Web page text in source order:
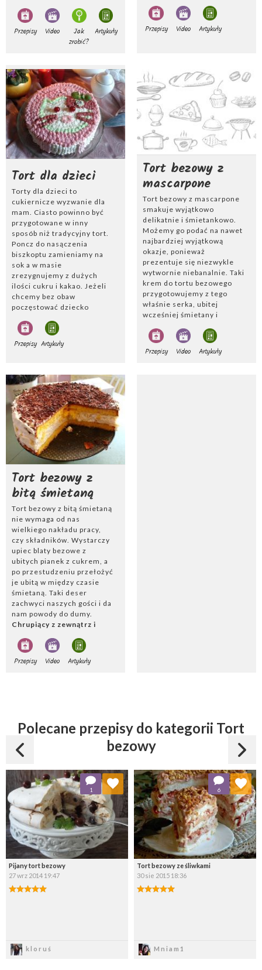
żurawiną, jagodami, czy
wiśniami. Oczywiście każde
inne owoce również
Przepisy Video
Jak
zrobić?
Artykuły
Tort pavlova możemy
przygotować z mascarpone
oraz truskawkami lub
Przepisy Video Artykuły
Tort dla dzieci
Torty dla dzieci to
cukiernicze wyzwanie dla
mam. Ciasto powinno być
przygotowane w inny
sposób niż tradycyjny tort.
Poncz do nasączenia
biszkoptu zamieniamy na
sok a w masie
zrezygnujemy z dużych
ilości cukru i kakao. Jeżeli
chcemy bez obaw
poczęstować dziecko
pierwszych urodzin lub
komunii, zdecydujmy się na
naturalne receptury, np.
Cukierniczym trendem
stały się torty inspirowane
postaciami z bajek.
Cukrowe figurki mogą być
ustawione na torcie lub
namalowane na jego
powierzchni. Torty mogą
też mieć ciekawe kształty,
np. samochodu lub lalki.
Przepisy Artykuły
Tort bezowy z
mascarpone
Tort bezowy z mascarpone
smakuje wyjątkowo
delikatnie i śmietankowo.
Możemy go podać na nawet
najbardziej wyjątkową
okazje, ponieważ
prezentuje się niezwykle
wytwornie niebanalnie. Taki
krem do tortu bezowego
przygotowujemy z tego
właśnie serka, ubitej
wcześniej śmietany i
żelatyny. Wszystkie
składniki dokładnie ale
delikatnie mieszamy i
Przepisy Video Artykuły
Tort bezowy z
bitą śmietaną
Tort bezowy z bitą śmietaną
nie wymaga od nas
wielkiego nakładu pracy,
czy składników. Wystarczy
upiec blaty bezowe z
ubitych pianek z cukrem, a
po przestudzeniu przełożyć
je ubitą w między czasie
śmietaną. Taki deser
zachwyci naszych gości i da
nam powody do dumy.
Chrupiący z zewnątrz i
smakuje po prosu
wspaniale. Tort bezowy z
bitą śmietaną możemy
Przepisy Video Artykuły
Polecane przepisy do kategorii Tort
bezowy
Pijany tort bezowy
27 wrz 2014 19:47
kloruś
1
Dodaj do ulubionych
Wybierz listę:
Tort bezowy ze śliwkami
30 sie 2015 18:36
Mniam1
6
Dodaj do ulubionych
Wybierz listę: